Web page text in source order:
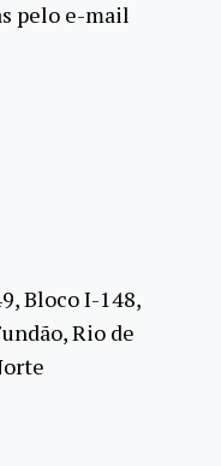
pelo e-mail
Bloco I-148,
Rio de